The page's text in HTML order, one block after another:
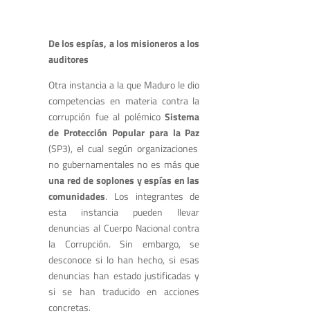
De los espías, a los misioneros a los
auditores
Otra instancia a la que Maduro le dio
competencias en materia contra la
corrupción fue al polémicoSistema
de Protección Popular para la Paz
(SP3), el cual según organizaciones
no gubernamentales no es más que
una red de soplones y espías en las
comunidades. Los integrantes de
esta instancia pueden llevar
denuncias al Cuerpo Nacional contra
la Corrupción. Sin embargo, se
desconoce si lo han hecho, si esas
denuncias han estado justificadas y
si se han traducido en acciones
concretas.